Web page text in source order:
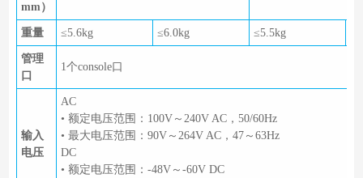
mm）
重量 ≤5.6kg ≤6.0kg ≤5.5kg
管理
口
1个console口
输入
电压
AC
• 额定电压范围：100V～240V AC，50/60Hz
• 最大电压范围：90V～264V AC，47～63Hz
DC
• 额定电压范围：-48V～-60V DC